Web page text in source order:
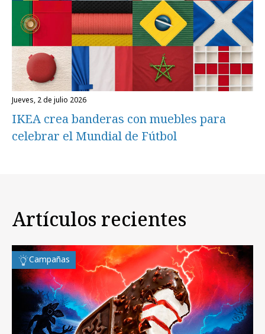
jueves, 2 de julio 2026
IKEA crea banderas con muebles para
celebrar el Mundial de Fútbol
Artículos recientes
Campañas